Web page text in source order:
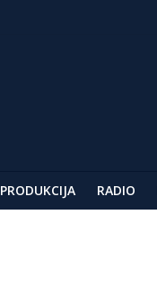
PRODUKCIJA RADIO